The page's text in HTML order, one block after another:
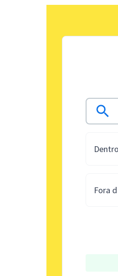
Fora